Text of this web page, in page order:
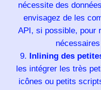
nécessite des
envisagez de les
API, si possible, pour
Inlining des
les intégrer les très
icônes ou petits